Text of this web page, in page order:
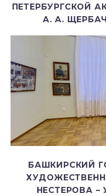
ПЕТЕРБУРГСКОЙ
А. А.
БАШКИРСКИЙ
НЕСТЕРОВА